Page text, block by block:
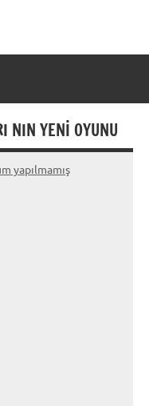
NIN YENİ OYUNU
yapılmamış